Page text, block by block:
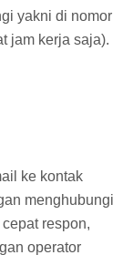
yakni di nomor
jam kerja saja).
ke kontak
menghubungi
respon,
operator